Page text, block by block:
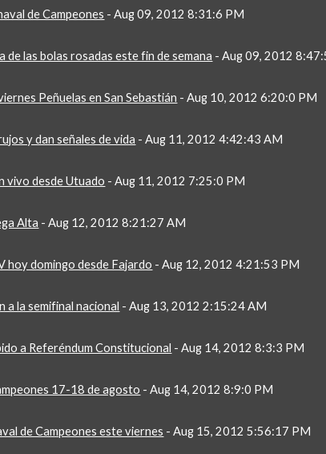
de Campeones - Aug 09, 2012 8:31:6 PM
las bolas rosadas este fin de semana - Aug 09, 2012
Peñuelas en San Sebastián - Aug 10, 2012 6:20:0 PM
y dan señales de vida - Aug 11, 2012 4:42:43 AM
vivo desde Utuado - Aug 11, 2012 7:25:0 PM
Alta - Aug 12, 2012 8:21:27 AM
hoy domingo desde Fajardo - Aug 12, 2012 4:21:53 PM
a la semifinal nacional - Aug 13, 2012 2:15:24 AM
a Referéndum Constitucional - Aug 14, 2012 8:3:3 PM
17-18 de agosto - Aug 14, 2012 8:9:0 PM
de Campeones este viernes - Aug 15, 2012 5:56:17 PM